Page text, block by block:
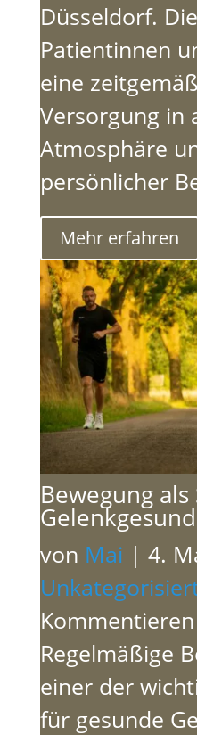
Düsseldorf.
Patientinnen
eine
Versorgung in
Atmosphäre
persönlicher
Mehr erfahren
Bewegung
von Mai | 4.
Kommentieren
Regelmäßige
einer der
für gesunde